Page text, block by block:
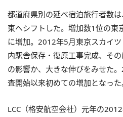
都道府県別の延べ宿泊旅行者数
東へシフトした。増加数1位の東
に増加。2012年5月東京スカイ
内駅舎保存・復原工事完成、そ
の影響か、大きな伸びをみせた
査開始以来初めての増加となった
LCC（格安航空会社）元年の